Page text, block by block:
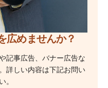
広めませんか？
記事広告、バナー広告な
詳しい内容は下記お問い
。